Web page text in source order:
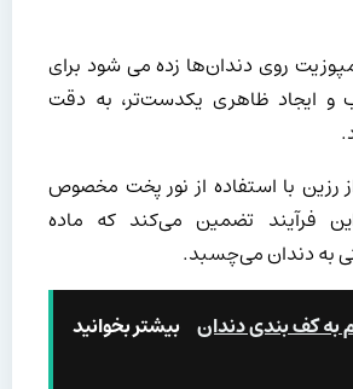
روی دندان‌ها زده می شود برای
و ایجاد ظاهری یکدست‌تر، به دقت
رزین با استفاده از نور پخت مخصوص
فرآیند تضمین می‌کند که ماده
به دندان می‌چسبد.
بیشتر بخوانید به کف بندی دندان